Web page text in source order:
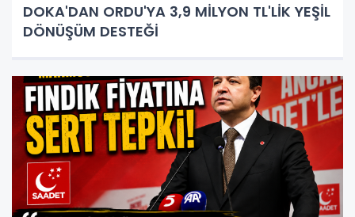
DOKA'DAN ORDU'YA 3,9 MİLYON TL'LİK YEŞİL
DÖNÜŞÜM DESTEĞİ